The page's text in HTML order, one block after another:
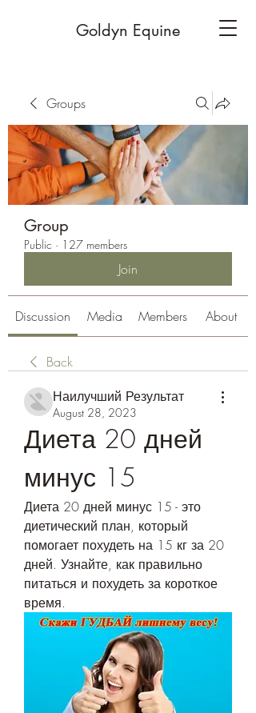
Goldyn Equine
Groups
Group
Public · 127 members
Join
Discussion Media Members About
Back
Наилучший Результат
August 28, 2023
Диета 20 дней
минус 15
Диета 20 дней минус 15 - это
диетический план, который
помогает похудеть на 15 кг за 20
дней. Узнайте, как правильно
питаться и похудеть за короткое
время.